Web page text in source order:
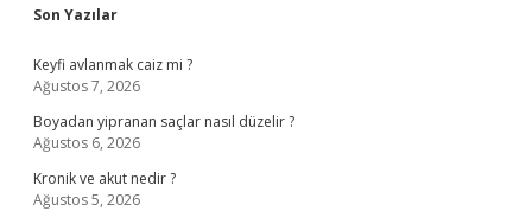
Sidebar
Son Yazılar
Keyfi avlanmak caiz mi ?
Ağustos 7, 2026
Boyadan yipranan saçlar nasıl düzelir ?
Ağustos 6, 2026
Kronik ve akut nedir ?
Ağustos 5, 2026